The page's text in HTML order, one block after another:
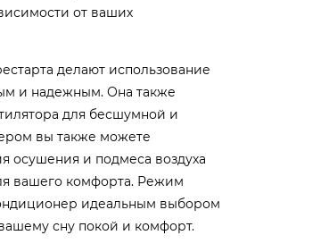
от ваших
делают использование
и надежным. Она также
для бесшумной и
вы также можете
осушения и подмеса воздуха
вашего комфорта. Режим
идеальным выбором
сну покой и комфорт.